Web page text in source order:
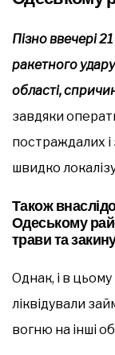
Пізно ввечері
ракетного
області,
завдяки
постраждалих
швидко
Також
Одеському
трави та
Однак, і в
ліквідували
вогню на інші